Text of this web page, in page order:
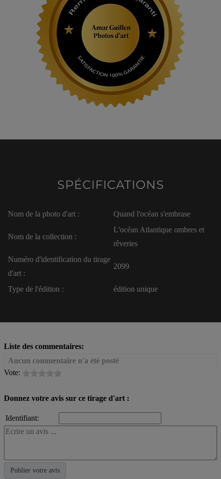
SPÉCIFICATIONS
Nom de la photo d'art : Quand l'océan s'embrase
Nom de la collection :
L'océan Atlantique ombres et
rêveries
Numéro d'identification du tirage
d'art :
2099
Type de l'édition : édition unique
Liste des commentaires:
Aucun commentaire n'a été posté
Vote:
Donnez votre avis sur ce tirage d'art :
Identifiant: